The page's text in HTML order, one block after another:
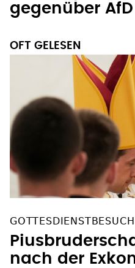
gegenüber
OFT GELESEN
nach der